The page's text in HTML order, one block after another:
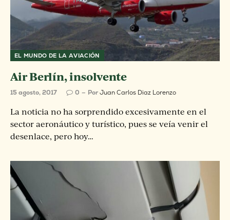
EL MUNDO DE LA AVIACIÓN
Air Berlín, insolvente
15 agosto, 2017 0 PorJuan Carlos Diaz Lorenzo
La noticia no ha sorprendido excesivamente en el
sector aeronáutico y turístico, pues se veía venir el
desenlace, pero hoy…